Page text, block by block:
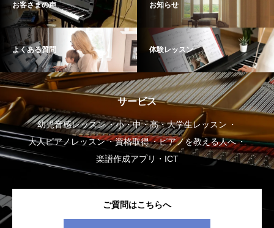
お客さまの声 お知らせ
よくある質問 体験レッスン
サービス
幼児音感レッスン
小・中・高・大学生レッスン
大人ピアノレッスン
資格取得
ピアノを教える人へ
楽譜作成アプリ・ICT
ご質問はこちらへ